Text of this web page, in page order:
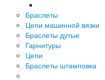
Браслеты
Цепи машинной вязки
Браслеты дутые
Гарнитуры
Цепи
Браслеты штамповка